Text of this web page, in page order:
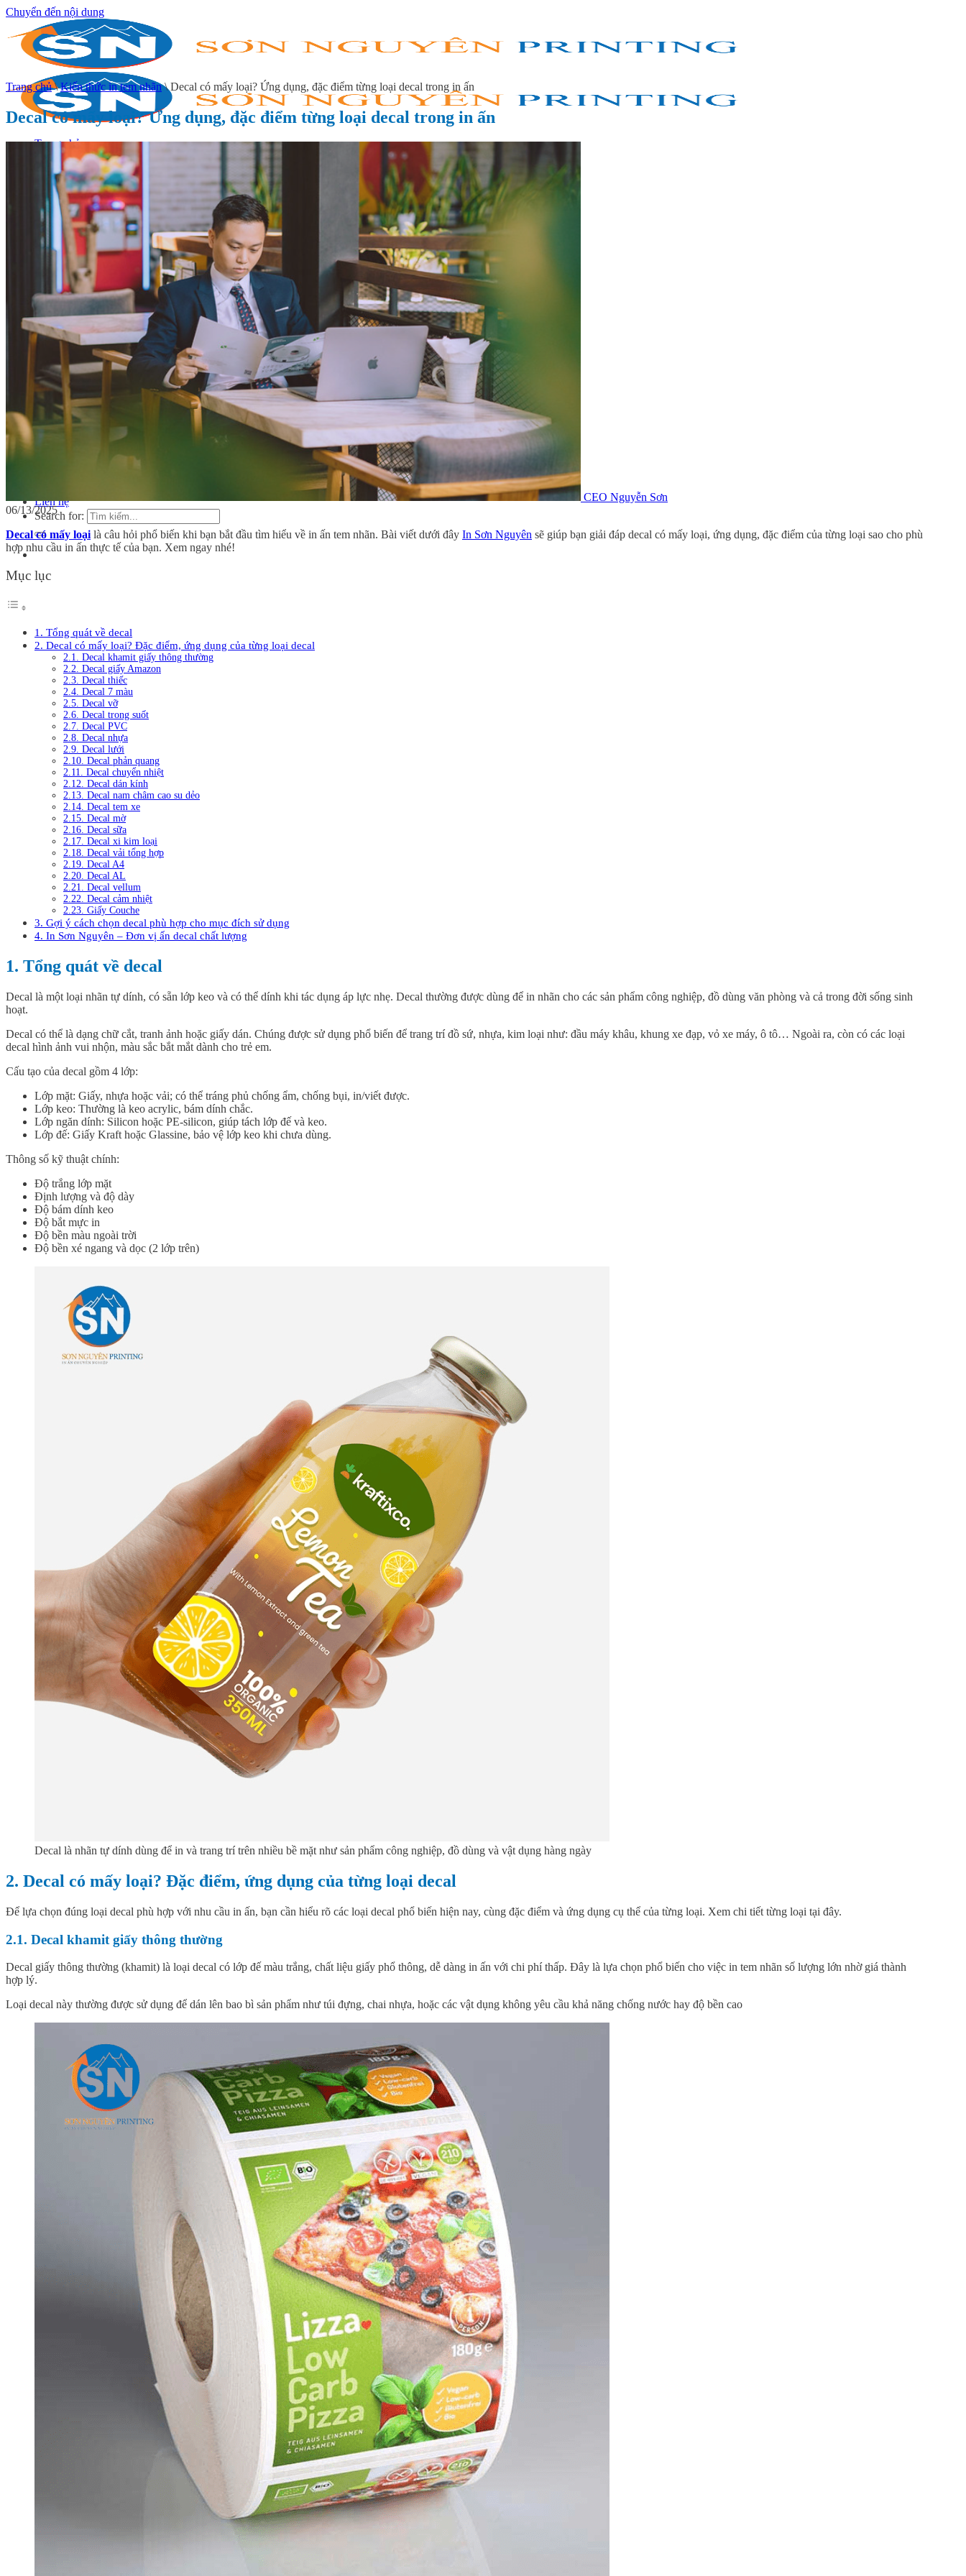
Chuyển đến nội dung
Trang chủ
Giới thiệu
In tem decal
In decal giấy
In decal nhựa
In decal trong
In decal xi bạc
In decal 7 bảy màu
In tem cuộn
In tem nhãn sản phẩm
In tem nhãn hóa chất
In tem nhãn thực phẩm
In tem nhãn mỹ phẩm
In tem dược phẩm
In tem nhãn rượu
In tem bảo hành
Ép nhũ
In dập chìm
Cán màng mờ
Cán màng bóng
Bế thành phẩm
Kiến thức in tem nhãn
Liên hệ
Search for:
Trang chủ\Kiến thức in tem nhãn\Decal có mấy loại? Ứng dụng, đặc điểm từng loại decal trong in ấn
Decal có mấy loại? Ứng dụng, đặc điểm từng loại decal trong in ấn
CEO Nguyễn Sơn
06/13/2025
Decal có mấy loại là câu hỏi phổ biến khi bạn bắt đầu tìm hiểu về in ấn tem nhãn. Bài viết dưới đây In Sơn Nguyên sẽ giúp bạn giải đáp decal có mấy loại, ứng dụng, đặc điểm của từng loại sao cho phù
hợp nhu cầu in ấn thực tế của bạn. Xem ngay nhé!
Mục lục
1. Tổng quát về decal
2. Decal có mấy loại? Đặc điểm, ứng dụng của từng loại decal
2.1. Decal khamit giấy thông thường
2.2. Decal giấy Amazon
2.3. Decal thiếc
2.4. Decal 7 màu
2.5. Decal vỡ
2.6. Decal trong suốt
2.7. Decal PVC
2.8. Decal nhựa
2.9. Decal lưới
2.10. Decal phản quang
2.11. Decal chuyển nhiệt
2.12. Decal dán kính
2.13. Decal nam châm cao su dẻo
2.14. Decal tem xe
2.15. Decal mờ
2.16. Decal sữa
2.17. Decal xi kim loại
2.18. Decal vải tổng hợp
2.19. Decal A4
2.20. Decal AL
2.21. Decal vellum
2.22. Decal cảm nhiệt
2.23. Giấy Couche
3. Gợi ý cách chọn decal phù hợp cho mục đích sử dụng
4. In Sơn Nguyên – Đơn vị ấn decal chất lượng
1. Tổng quát về decal
Decal là một loại nhãn tự dính, có sẵn lớp keo và có thể dính khi tác dụng áp lực nhẹ. Decal thường được dùng để in nhãn cho các sản phẩm công nghiệp, đồ dùng văn phòng và cả trong đời sống sinh
hoạt.
Decal có thể là dạng chữ cắt, tranh ảnh hoặc giấy dán. Chúng được sử dụng phổ biến để trang trí đồ sứ, nhựa, kim loại như: đầu máy khâu, khung xe đạp, vỏ xe máy, ô tô… Ngoài ra, còn có các loại
decal hình ảnh vui nhộn, màu sắc bắt mắt dành cho trẻ em.
Cấu tạo của decal gồm 4 lớp:
Lớp mặt: Giấy, nhựa hoặc vải; có thể tráng phủ chống ẩm, chống bụi, in/viết được.
Lớp keo: Thường là keo acrylic, bám dính chắc.
Lớp ngăn dính: Silicon hoặc PE-silicon, giúp tách lớp đế và keo.
Lớp đế: Giấy Kraft hoặc Glassine, bảo vệ lớp keo khi chưa dùng.
Thông số kỹ thuật chính:
Độ trắng lớp mặt
Định lượng và độ dày
Độ bám dính keo
Độ bắt mực in
Độ bền màu ngoài trời
Độ bền xé ngang và dọc (2 lớp trên)
Decal là nhãn tự dính dùng để in và trang trí trên nhiều bề mặt như sản phẩm công nghiệp, đồ dùng và vật dụng hàng ngày
2. Decal có mấy loại? Đặc điểm, ứng dụng của từng loại decal
Để lựa chọn đúng loại decal phù hợp với nhu cầu in ấn, bạn cần hiểu rõ các loại decal phổ biến hiện nay, cùng đặc điểm và ứng dụng cụ thể của từng loại. Xem chi tiết từng loại tại đây.
2.1. Decal khamit giấy thông thường
Decal giấy thông thường (khamit) là loại decal có lớp đế màu trắng, chất liệu giấy phổ thông, dễ dàng in ấn với chi phí thấp. Đây là lựa chọn phổ biến cho việc in tem nhãn số lượng lớn nhờ giá thành
hợp lý.
Loại decal này thường được sử dụng để dán lên bao bì sản phẩm như túi đựng, chai nhựa, hoặc các vật dụng không yêu cầu khả năng chống nước hay độ bền cao